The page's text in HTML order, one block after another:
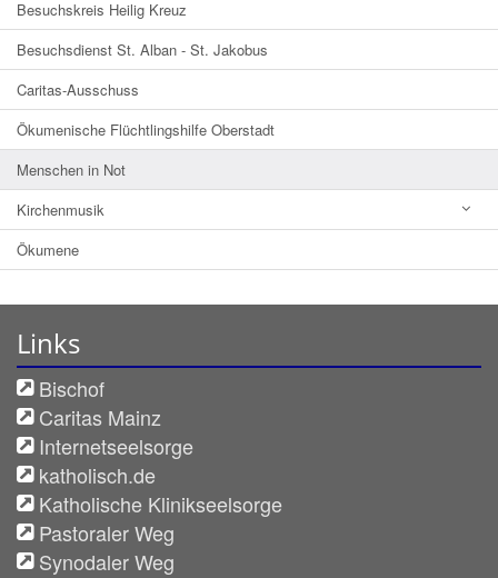
Besuchskreis Heilig Kreuz
Besuchsdienst St. Alban - St. Jakobus
Caritas-Ausschuss
Ökumenische Flüchtlingshilfe Oberstadt
Menschen in Not
Kirchenmusik
Ökumene
Links
Bischof
Caritas Mainz
Internetseelsorge
katholisch.de
Katholische Klinikseelsorge
Pastoraler Weg
Synodaler Weg